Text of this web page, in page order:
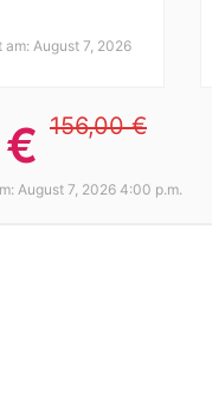
August 7, 2026
156,00 €
August 7, 2026 4:00 p.m.